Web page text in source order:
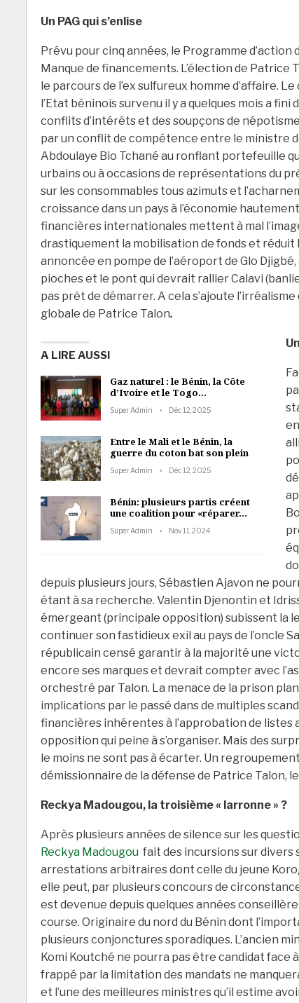
Un PAG qui s’enlise
Prévu pour cinq années, le Programme
Manque de financements. L’élection de
le parcours de l’ex sulfureux homme d’affaire.
l’Etat béninois survenu il y a quelques mois a
conflits d’intérêts et des soupçons de
par un conflit de compétence entre le ministre
Abdoulaye Bio Tchané au ronflant portefeuille
urbains ou à occasions de représentations du
sur les consommables tous azimuts et
croissance dans un pays à l’économie
financières internationales mettent à mal
drastiquement la mobilisation de fonds et
annoncée en pompe de l’aéroport de Glo
pioches et le pont qui devrait rallier Calavi
pas prêt de démarrer. A cela s’ajoute
globale de Patrice Talon.
A LIRE AUSSI
Gaz naturel : le Bénin, la Côte
d’Ivoire et le Togo…
Super Admin Déc 12, 2025
Entre le Mali et le Bénin, la
guerre du coton bat son plein
Super Admin Déc 12, 2025
Bénin: plusieurs partis créent
une coalition pour «réparer…
Super Admin Nov 11, 2024
depuis plusieurs jours, Sébastien Ajavon ne
étant à sa recherche. Valentin Djenontin et
émergeant (principale opposition) subissent la
continuer son fastidieux exil au pays de l’oncle
républicain censé garantir à la majorité une
encore ses marques et devrait compter avec
orchestré par Talon. La menace de la prison
implications par le passé dans de multiples
financières inhérentes à l’approbation de listes
opposition qui peine à s’organiser. Mais des
le moins ne sont pas à écarter. Un
démissionnaire de la défense de Patrice Talon,
Reckya Madougou, la troisième « larronne » ?
Après plusieurs années de silence sur les
Reckya Madougou fait des incursions sur divers
arrestations arbitraires dont celle du jeune
elle peut, par plusieurs concours de
est devenue depuis quelques années
course. Originaire du nord du Bénin dont
plusieurs conjonctures sporadiques. L’ancien
Komi Koutché ne pourra pas être candidat face
frappé par la limitation des mandats ne
et l’une des meilleures ministres qu’il estime